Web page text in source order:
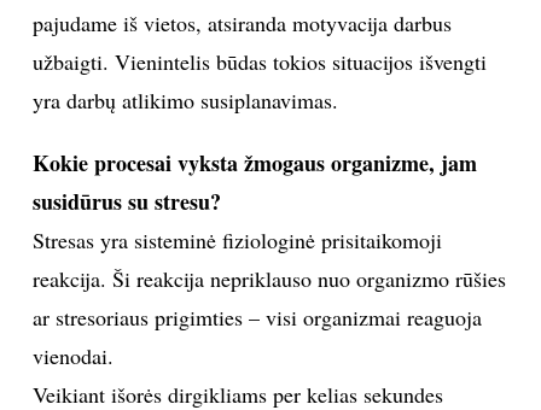
pajudame iš vietos, atsiranda motyvacija darbus
užbaigti. Vienintelis būdas tokios situacijos išvengti
yra darbų atlikimo susiplanavimas.
Kokie procesai vyksta žmogaus organizme, jam
susidūrus su stresu?
Stresas yra sisteminė fiziologinė prisitaikomoji
reakcija. Ši reakcija nepriklauso nuo organizmo rūšies
ar stresoriaus prigimties – visi organizmai reaguoja
vienodai.
Veikiant išorės dirgikliams per kelias sekundes